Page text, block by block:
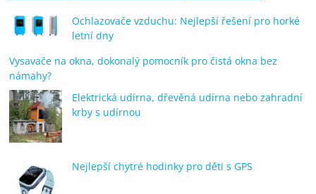
Ochlazovače vzduchu: Nejlepší řešení pro horké
letní dny
Vysavače na okna, dokonalý pomocník pro čistá okna bez
námahy?
Elektrická udírna, dřevěná udírna nebo zahradní
krby s udírnou
Nejlepší chytré hodinky pro děti s GPS